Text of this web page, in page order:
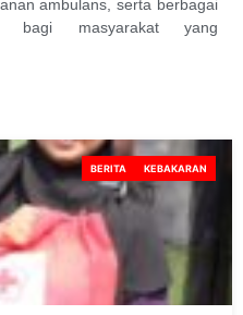
ambulans, serta berbagai
bagi masyarakat yang
BERITA KEBAKARAN